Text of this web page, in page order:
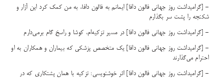
- [گرامیداشت روز جهانی فالون دافا] ایمانم به فالون دافا، به من کمک کرد این آزار و
شکنجه را پشت سر بگذارم
- [گرامیداشت روز جهانی فالون دافا] در مسیر تزکیه‌ام، کوشا و راسخ گام برمی‌دارم
- [گرامیداشت روز جهانی فالون دافا] یک متخصص پزشکی که بیماران و همکاران به او
احترام می‌گذارند
- [گرامیداشت روز جهانی فالون دافا] اثر خوشنویسی: تزکیه با همان پشتکاری که در